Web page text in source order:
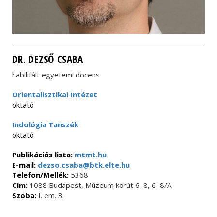
DR. DEZSŐ CSABA
habilitált egyetemi docens
Orientalisztikai Intézet
oktató
Indológia Tanszék
oktató
Publikációs lista: mtmt.hu
E-mail: dezso.csaba@btk.elte.hu
Telefon/Mellék: 5368
Cím: 1088 Budapest, Múzeum körút 6–8, 6–8/A
Szoba: I. em. 3.